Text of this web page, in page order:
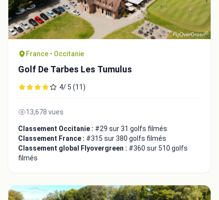
France • Occitanie
Golf De Tarbes Les Tumulus
4/ 5 (11)
13,678 vues
Classement Occitanie : #29 sur 31 golfs filmés
Classement France : #315 sur 380 golfs filmés
Classement global Flyovergreen : #360 sur 510 golfs
filmés